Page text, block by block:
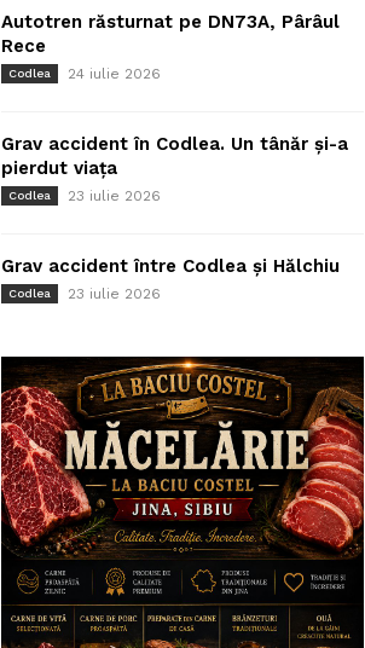
Autotren răsturnat pe DN73A, Pârâul
Rece
Codlea 24 iulie 2026
Grav accident în Codlea. Un tânăr și-a
pierdut viața
Codlea 23 iulie 2026
Grav accident între Codlea și Hălchiu
Codlea 23 iulie 2026